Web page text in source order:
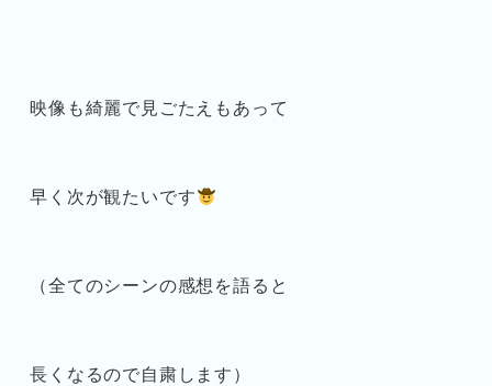
映像も綺麗で見ごたえもあって
早く次が観たいです
（全てのシーンの感想を語ると
長くなるので自粛します）